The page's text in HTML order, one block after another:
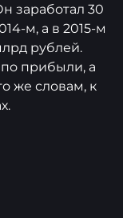
заработал 30
м, а в 2015-м
рублей.
прибыли, а
же словам, к